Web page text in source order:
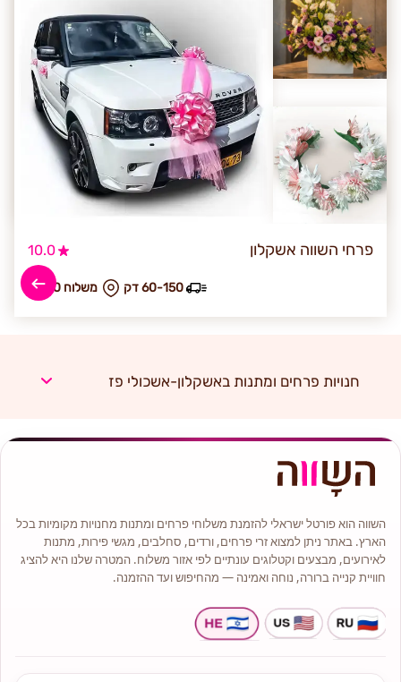
פרחי השווה אשקלון 10.0
₪ משלוח 30 60-150 דק
חנויות פרחים ומתנות באשקלון-אשכולי פז
השווה הוא פורטל ישראלי להזמנת משלוחי פרחים ומתנות מחנויות מקומיות בכל
הארץ. באתר ניתן למצוא זרי פרחים, ורדים, סחלבים, מגשי פירות, מתנות
לאירועים, מבצעים וקטלוגים עונתיים לפי אזור משלוח. המטרה שלנו היא להציג
חוויית קנייה ברורה, נוחה ואמינה — מהחיפוש ועד ההזמנה.